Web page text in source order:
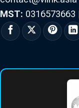
MST: 0316573663